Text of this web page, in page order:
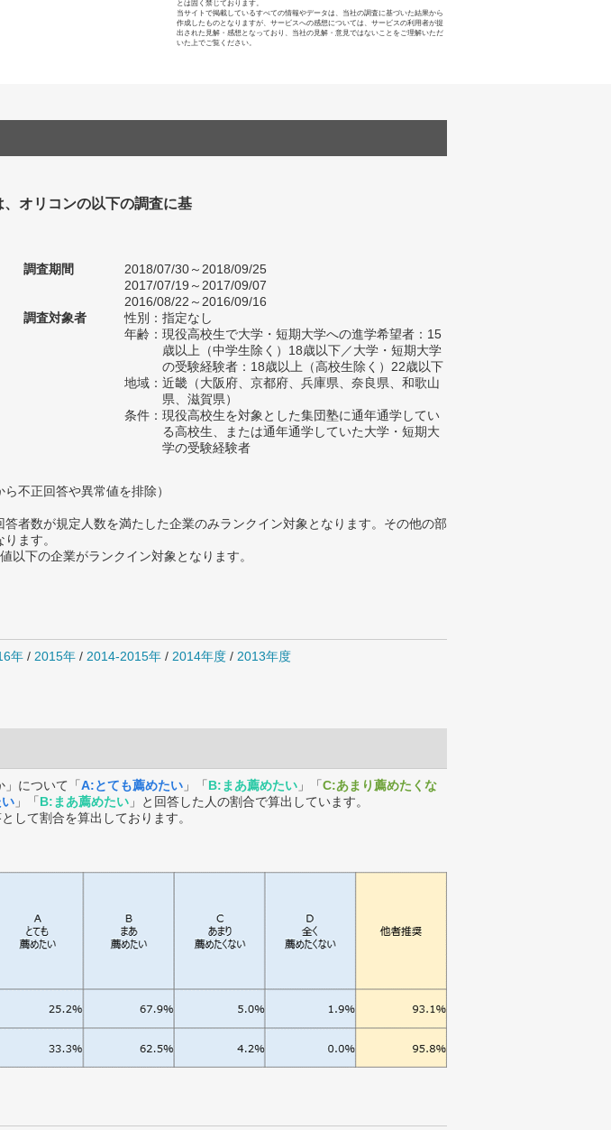
とは固く禁じております。
当サイトで掲載しているすべての情報やデータは、当社の調査に基づいた結果から
作成したものとなりますが、サービスへの感想については、サービスの利用者が提
出された見解・感想となっており、当社の見解・意見ではないことをご理解いただ
いた上でご覧ください。
オリコンの以下の調査に基
調査期間
2018/07/30～2018/09/25
2017/07/19～2017/09/07
2016/08/22～2016/09/16
調査対象者
性別：指定なし
年齢：現役高校生で大学・短期大学への進学希望者：15
歳以上（中学生除く）18歳以下／大学・短期大学
の受験経験者：18歳以上（高校生除く）22歳以下
地域：近畿（大阪府、京都府、兵庫県、奈良県、和歌山
県、滋賀県）
条件：現役高校生を対象とした集団塾に通年通学してい
る高校生、または通年通学していた大学・短期大
学の受験経験者
不正回答や異常値を排除）
者数が規定人数を満たした企業のみランクイン対象となります。その他の部
ます。
下の企業がランクイン対象となります。
年 / 2015年 / 2014-2015年 / 2014年度 / 2013年度
」について「A:とても薦めたい 」「B:まあ薦めたい 」「C:あまり薦めたくな
」「B:まあ薦めたい 」と回答した人の割合で算出しています。
して割合を算出しております。